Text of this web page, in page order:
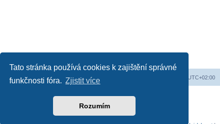
Tato stránka používá cookies k zajištění správné
funkčnosti fóra. Zjistit více
Rozumím
Obsah fóra UTC+02:00
Založeno naphpBB® Forum Software © phpBB Limited
Český překlad –